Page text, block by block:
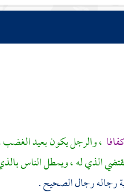
، والرجل يكون بعيد الغضب
الذي له ، ويمطل الناس
رجاله رجال الصحيح .